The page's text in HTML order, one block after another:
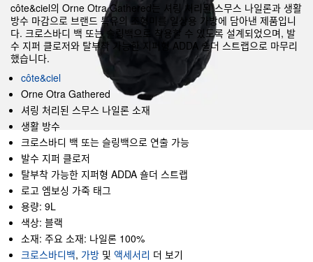
côte&ciel의 Orne Otra Gathered는 셔링 처리된 스무스 나일론과 생활
방수 마감으로 브랜드 특유의 조형미를 일상용 가방에 담아낸 제품입니
다. 크로스바디 백 또는 슬링백으로 착용할 수 있도록 설계되었으며, 발
수 지퍼 클로저와 탈부착 가능한 지퍼형 ADDA 숄더 스트랩으로 마무리
했습니다.
côte&ciel
Orne Otra Gathered
셔링 처리된 스무스 나일론 소재
생활 방수
크로스바디 백 또는 슬링백으로 연출 가능
발수 지퍼 클로저
탈부착 가능한 지퍼형 ADDA 숄더 스트랩
로고 엠보싱 가죽 태그
용량: 9L
색상: 블랙
소재: 주요 소재: 나일론 100%
크로스바디백, 가방 및 액세서리 더 보기